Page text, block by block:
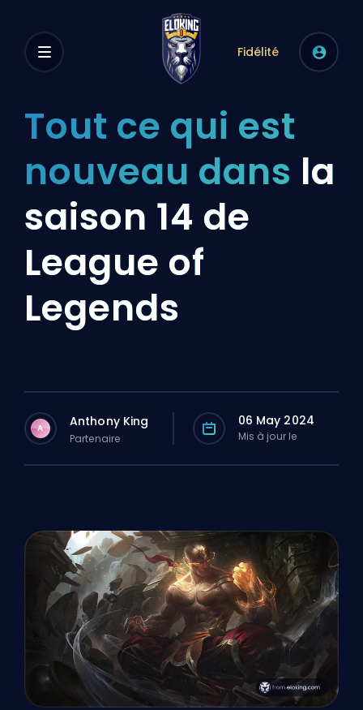
Fidélité
Tout ce qui est
nouveau dans la
saison 14 de
League of
Legends
A Anthony King
Partenaire
06 May 2024
Mis à jour le